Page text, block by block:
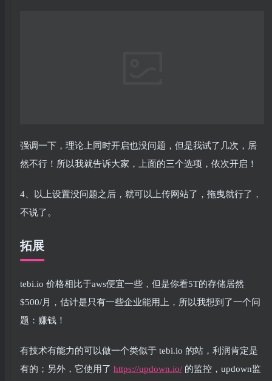
强调一下，理论上同时开启也没问题，但是我试了几次，居
然不行！所以我就告诉大家，上面的三个选项，依次开启！
4、以上设置没问题之后，就可以上传网站了，拖曳就行了，
不说了。
拓展
tebi.io 价格相比于aws便宜一些，但是你看5T的存储居然
$500/月，估计是只有一些企业能用上，所以我想到了一个问
题：赚钱！
有技术有能力的可以做一个类似于 tebi.io 的站，利润肯定是
有的；另外，它使用了 https://updown.io/ 的监控，updown监